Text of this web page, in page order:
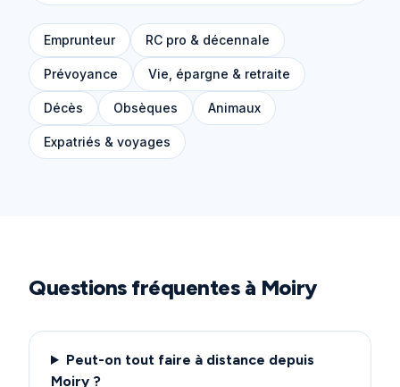
Emprunteur RC pro & décennale
Prévoyance Vie, épargne & retraite
Décès Obsèques Animaux
Expatriés & voyages
Questions fréquentes à Moiry
Peut-on tout faire à distance depuis
Moiry ?